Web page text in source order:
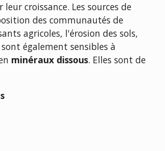
croissance. Les sources de
des communautés de
agricoles, l'érosion des sols,
également sensibles à
minéraux dissous. Elles sont de